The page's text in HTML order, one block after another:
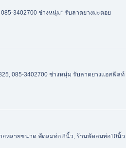
3402700 ช่างหนุ่ม* รับลาดยางมะตอย
085-3402700 ช่างหนุ่ม รับลาดยางแอสฟัลท์
ยหลายขนาด พัดลมท่อ 8นิ้ว, ร้านพัดลมท่อ10นิ้ว